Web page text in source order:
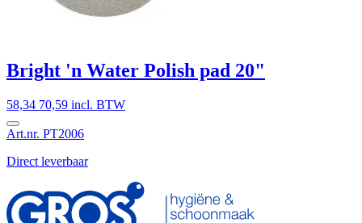
Bright 'n Water Polish pad 20"
58,34 70,59 incl. BTW
Art.nr. PT2006
Direct leverbaar